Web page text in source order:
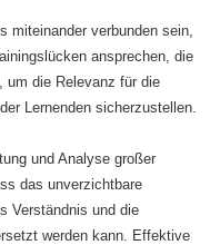
miteinander verbunden sein,
ansprechen, die
um die Relevanz für die
Lernenden sicherzustellen.
und Analyse großer
das unverzichtbare
Verständnis und die
werden kann. Effektive